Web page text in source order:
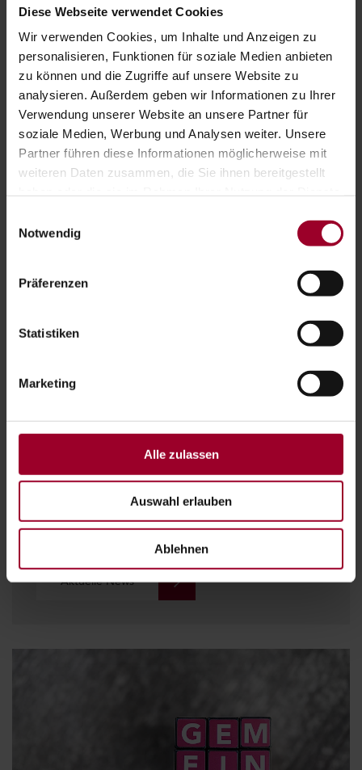
Diese Webseite verwendet Cookies
Wir verwenden Cookies, um Inhalte und Anzeigen zu
personalisieren, Funktionen für soziale Medien anbieten
zu können und die Zugriffe auf unsere Website zu
analysieren. Außerdem geben wir Informationen zu Ihrer
Verwendung unserer Website an unsere Partner für
soziale Medien, Werbung und Analysen weiter. Unsere
Partner führen diese Informationen möglicherweise mit
weiteren Daten zusammen, die Sie ihnen bereitgestellt
Impressum
Notwendig
Präferenzen
Statistiken
Marketing
Alle zulassen
Auswahl erlauben
Ablehnen
FIDAS EXPERTEN IN IHRER NÄHE
Aktuelle News